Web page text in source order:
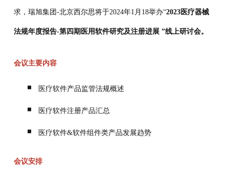
求，瑞旭集团-北京西尔思将于2024年1月18举办“2023医疗器械
法规年度报告-第四期医用软件研究及注册进展 ”线上研讨会。
会议主要内容
医疗软件产品监管法规概述
医疗软件注册产品汇总
医疗软件&软件组件类产品发展趋势
会议安排